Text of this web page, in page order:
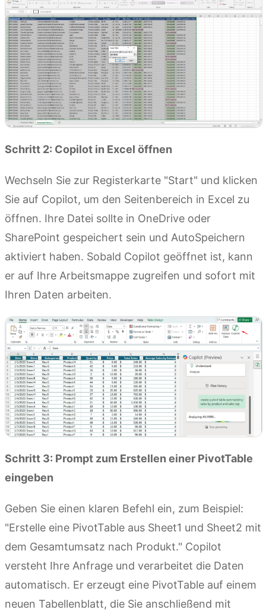
Schritt 2: Copilot in Excel öffnen
Wechseln Sie zur Registerkarte "Start" und klicken
Sie auf Copilot, um den Seitenbereich in Excel zu
öffnen. Ihre Datei sollte in OneDrive oder
SharePoint gespeichert sein und AutoSpeichern
aktiviert haben. Sobald Copilot geöffnet ist, kann
er auf Ihre Arbeitsmappe zugreifen und sofort mit
Ihren Daten arbeiten.
Schritt 3: Prompt zum Erstellen einer PivotTable
eingeben
Geben Sie einen klaren Befehl ein, zum Beispiel:
"Erstelle eine PivotTable aus Sheet1 und Sheet2 mit
dem Gesamtumsatz nach Produkt." Copilot
versteht Ihre Anfrage und verarbeitet die Daten
automatisch. Er erzeugt eine PivotTable auf einem
neuen Tabellenblatt, die Sie anschließend mit